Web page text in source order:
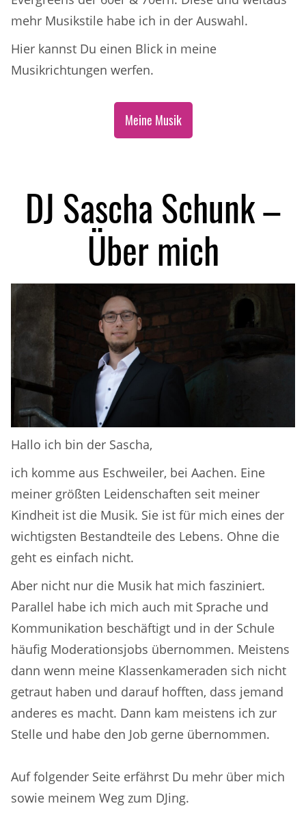
mehr Musikstile habe ich in der Auswahl.
Hier kannst Du einen Blick in meine
Musikrichtungen werfen.
Meine Musik
DJ Sascha Schunk –
Über mich
Hallo ich bin der Sascha,
ich komme aus Eschweiler, bei Aachen. Eine
meiner größten Leidenschaften seit meiner
Kindheit ist die Musik. Sie ist für mich eines der
wichtigsten Bestandteile des Lebens. Ohne die
geht es einfach nicht.
Aber nicht nur die Musik hat mich fasziniert.
Parallel habe ich mich auch mit Sprache und
Kommunikation beschäftigt und in der Schule
häufig Moderationsjobs übernommen. Meistens
dann wenn meine Klassenkameraden sich nicht
getraut haben und darauf hofften, dass jemand
anderes es macht. Dann kam meistens ich zur
Stelle und habe den Job gerne übernommen.
Auf folgender Seite erfährst Du mehr über mich
sowie meinem Weg zum DJing.